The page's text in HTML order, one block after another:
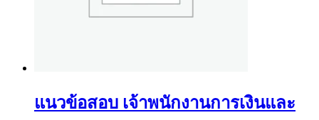
แนวข้อสอบ เจ้าพนักงานการเงินและ